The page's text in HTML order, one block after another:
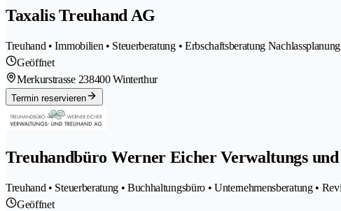
Taxalis Treuhand AG
Treuhand • Immobilien • Steuerberatung • Erbschaftsberatung
Geöffnet
Merkurstrasse 238400 Winterthur
Termin reservieren
Treuhandbüro Werner Eicher Verwaltungs
Treuhand • Steuerberatung • Buchhaltungsbüro • Unternehmensberatung •
Geöffnet